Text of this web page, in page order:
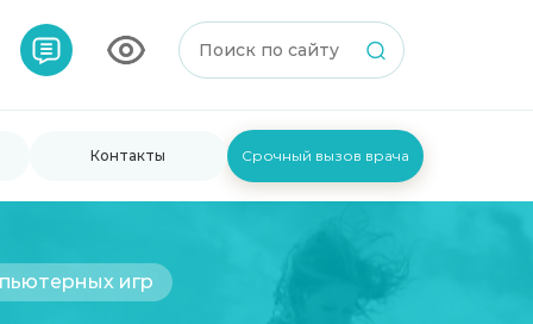
Контакты Срочный вызов врача
игр